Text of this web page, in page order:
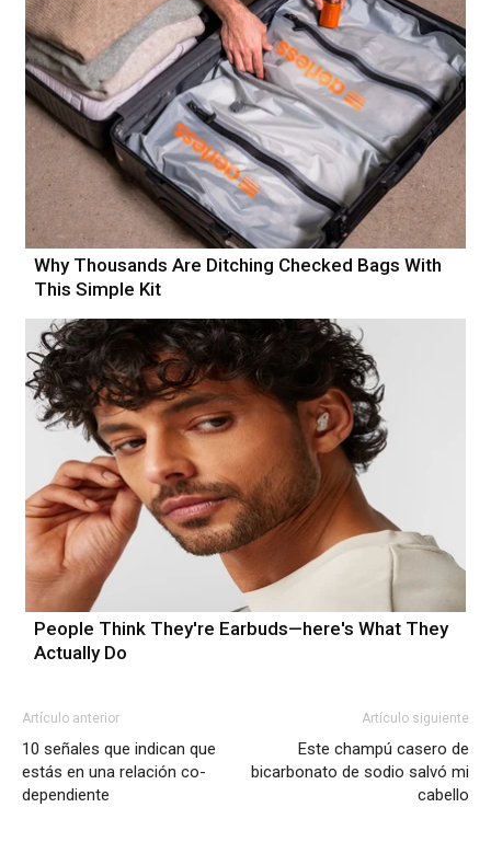
Why Thousands Are Ditching Checked Bags With
This Simple Kit
People Think They're Earbuds—here's What They
Actually Do
Artículo anterior
10 señales que indican que
estás en una relación co-
dependiente
Artículo siguiente
Este champú casero de
bicarbonato de sodio salvó mi
cabello